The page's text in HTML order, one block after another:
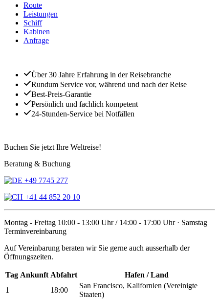
Route
Leistungen
Schiff
Kabinen
Anfrage
Über 30 Jahre Erfahrung in der Reisebranche
Rundum Service vor, während und nach der Reise
Best-Preis-Garantie
Persönlich und fachlich kompetent
24-Stunden-Service bei Notfällen
Buchen Sie jetzt Ihre Weltreise!
Beratung & Buchung
+49 7745 277
+41 44 852 20 10
Montag - Freitag 10:00 - 13:00 Uhr / 14:00 - 17:00 Uhr · Samstag
Terminvereinbarung
Auf Vereinbarung beraten wir Sie gerne auch ausserhalb der
Öffnungszeiten.
Tag Ankunft Abfahrt
Hafen / Land
1
18:00
San Francisco, Kalifornien (Vereinigte
Staaten)